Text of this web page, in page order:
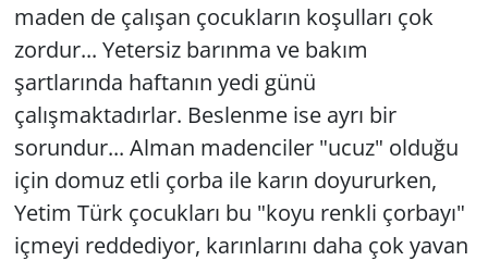
maden de çalışan çocukların koşulları çok
zordur... Yetersiz barınma ve bakım
şartlarında haftanın yedi günü
çalışmaktadırlar. Beslenme ise ayrı bir
sorundur... Alman madenciler "ucuz" olduğu
için domuz etli çorba ile karın doyururken,
Yetim Türk çocukları bu "koyu renkli çorbayı"
içmeyi reddediyor, karınlarını daha çok yavan